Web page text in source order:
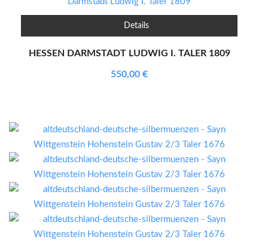
Details
HESSEN DARMSTADT LUDWIG I. TALER 1809
550,00 €